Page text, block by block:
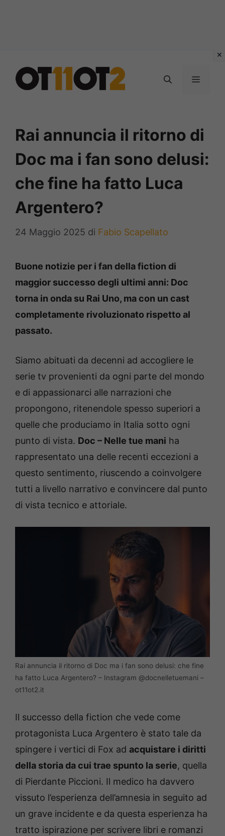
contenuto
MENU
Rai annuncia il ritorno di
Doc ma i fan sono delusi:
che fine ha fatto Luca
Argentero?
24 Maggio 2025 di Fabio Scapellato
Buone notizie per i fan della fiction di
maggior successo degli ultimi anni: Doc
torna in onda su Rai Uno, ma con un cast
completamente rivoluzionato rispetto al
passato.
Siamo abituati da decenni ad accogliere le
serie tv provenienti da ogni parte del mondo
e di appassionarci alle narrazioni che
propongono, ritenendole spesso superiori a
quelle che produciamo in Italia sotto ogni
punto di vista. Doc – Nelle tue mani ha
rappresentato una delle recenti eccezioni a
questo sentimento, riuscendo a coinvolgere
tutti a livello narrativo e convincere dal punto
di vista tecnico e attoriale.
Rai annuncia il ritorno di Doc ma i fan sono delusi: che fine
ha fatto Luca Argentero? – Instagram @docnelletuemani –
ot11ot2.it
Il successo della fiction che vede come
protagonista Luca Argentero è stato tale da
spingere i vertici di Fox ad acquistare i diritti
della storia da cui trae spunto la serie, quella
di Pierdante Piccioni. Il medico ha davvero
vissuto l’esperienza dell’amnesia in seguito ad
un grave incidente e da questa esperienza ha
tratto ispirazione per scrivere libri e romanzi